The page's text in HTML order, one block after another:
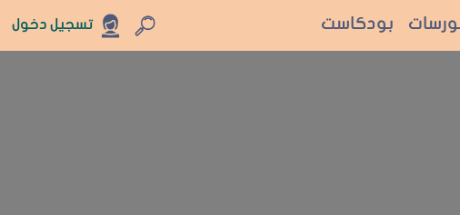
بودكاست تسجيل دخول